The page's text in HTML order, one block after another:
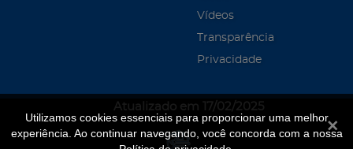
Utilizamos cookies essenciais para proporcionar uma melhor
experiência. Ao continuar navegando, você concorda com a nossa
Vídeos
Transparência
Privacidade
Atualizado em 17/02/2025